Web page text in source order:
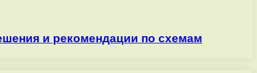
и рекомендации по схемам